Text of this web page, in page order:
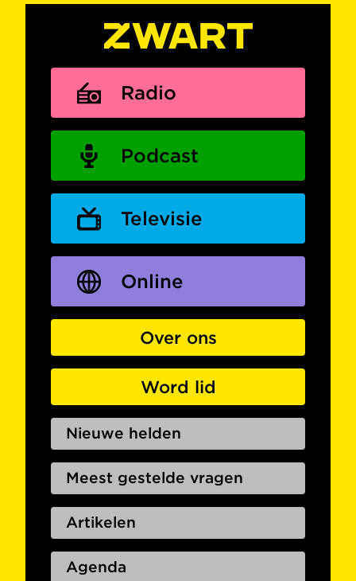
Radio
Podcast
Televisie
Online
Over ons
Word lid
Nieuwe helden
Meest gestelde vragen
Artikelen
Agenda